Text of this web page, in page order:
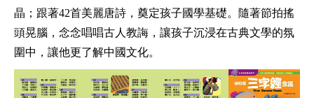
晶；跟著42首美麗唐詩，奠定孩子國學基礎。隨著節拍搖
頭晃腦，念念唱唱古人教誨，讓孩子沉浸在古典文學的氛
圍中，讓他更了解中國文化。